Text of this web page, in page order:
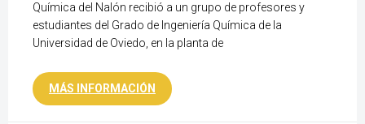
Química del Nalón recibió a un grupo de profesores y
estudiantes del Grado de Ingeniería Química de la
Universidad de Oviedo, en la planta de
MÁS INFORMACIÓN